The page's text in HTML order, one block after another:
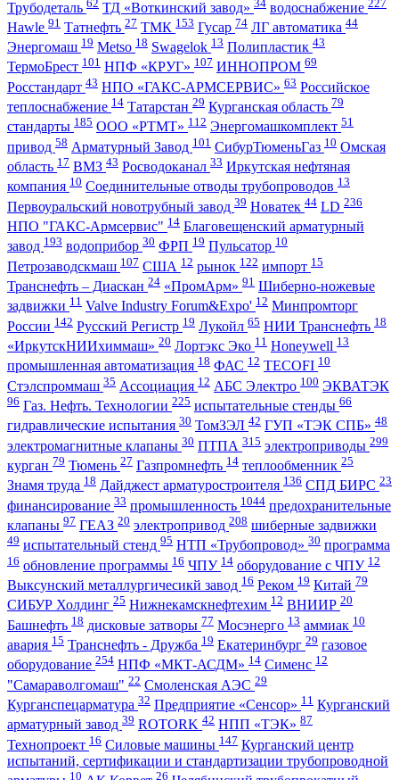
Трубодеталь ТД «Воткинский завод» водоснабжение
Hawle 91 Татнефть 27 ТМК 153 Гусар 74 ЛГ автоматика 44
Энергомаш 19 Metso 18 Swagelok 13 Полипластик 43
ТермоБрест 101 НПФ «КРУГ» 107 ИННОПРОМ 69
Росстандарт 43 НПО «ГАКС-АРМСЕРВИС» 63 Российское
теплоснабжение 14 Татарстан 29 Курганская область 79
стандарты 185 ООО «РТМТ» 112 Энергомашкомплект 51
привод 58 Арматурный Завод 101 СибурТюменьГаз 10 Омская
область 17 ВМЗ 43 Росводоканал 33 Иркутская нефтяная
компания 10 Соединительные отводы трубопроводов 13
Первоуральский новотрубный завод 39 Новатек 44 LD 236
НПО "ГАКС-Армсервис" 14 Благовещенский арматурный
завод 193 водоприбор 30 ФРП 19 Пульсатор 10
Петрозаводскмаш 107 США 12 рынок 122 импорт 15
Транснефть – Диаскан 24 «ПромАрм» 91 Шиберно-ножевые
задвижки 11 Valve Industry Forum&Expo' 12 Минпромторг
России 142 Русский Регистр 19 Лукойл 65 НИИ Транснефть 18
«ИркутскНИИхиммаш» 20 Лортэкс Эко 11 Honeywell 13
промышленная автоматизация 18 ФАС 12 TECOFI 10
Стэлспроммаш 35 Ассоциация 12 АБС Электро 100 ЭКВАТЭК
96 Газ. Нефть. Технологии 225 испытательные стенды 66
гидравлические испытания 30 ТомЗЭЛ 42 ГУП «ТЭК СПБ» 48
электромагнитные клапаны 30 ПТПА 315 электроприводы 299
курган 79 Тюмень 27 Газпромнефть 14 теплообменник 25
Знамя труда 18 Дайджест арматуростроителя 136 СПД БИРС 23
финансирование 33 промышленность 1044 предохранительные
клапаны 97 ГЕАЗ 20 электропривод 208 шиберные задвижки
49 испытательный стенд 95 НТП «Трубопровод» 30 программа
16 обновление программы 16 ЧПУ 14 оборудование с ЧПУ 12
Выксунский металлургичесикй завод 16 Реком 19 Китай 79
СИБУР Холдинг 25 Нижнекамскнефтехим 12 ВНИИР 20
Башнефть 18 дисковые затворы 77 Мосэнерго 13 аммиак 10
авария 15 Транснефть - Дружба 19 Екатеринбург 29 газовое
оборудование 254 НПФ «МКТ-АСДМ» 14 Сименс 12
"Самараволгомаш" 22 Смоленская АЭС 29
Курганспецарматура 32 Предприятие «Сенсор» 11 Курганский
арматурный завод 39 ROTORK 42 НПП «ТЭК» 87
Технопроект 16 Силовые машины 147 Курганский центр
испытаний, сертификации и стандартизации трубопроводной
10 26